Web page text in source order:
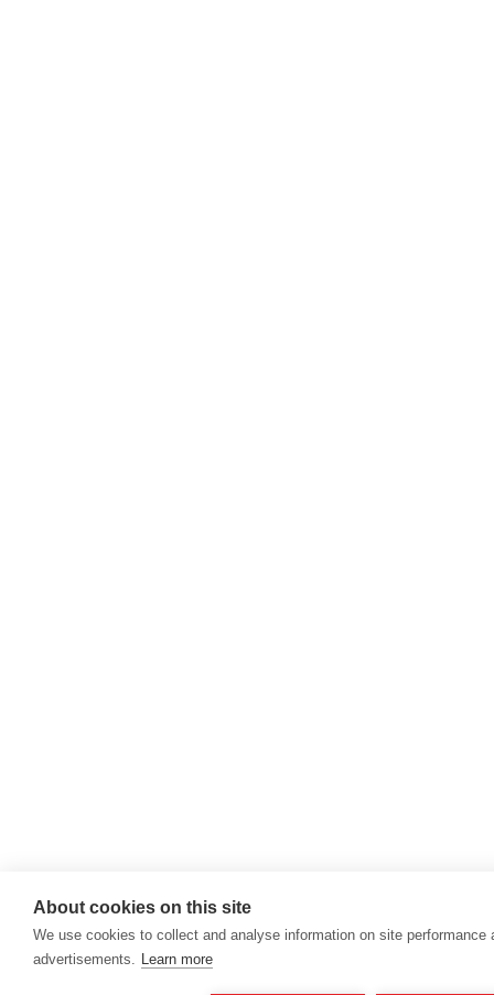
About cookies on this site
We use cookies to collect and analyse information on site
advertisements. Learn more